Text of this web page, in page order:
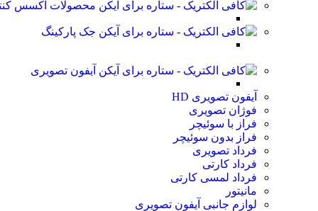
محصولات اکسس
جک پارکینگ
آیفون تصویری
آیفون تصویری HD
فوژان تصویری
فراز با سوئیچر
فراز بدون سوئیچر
فرداد تصویری
فرداد کارتی
فرداد لمسی کارتی
مانیتور
لوازم جانبی آیفون تصویری